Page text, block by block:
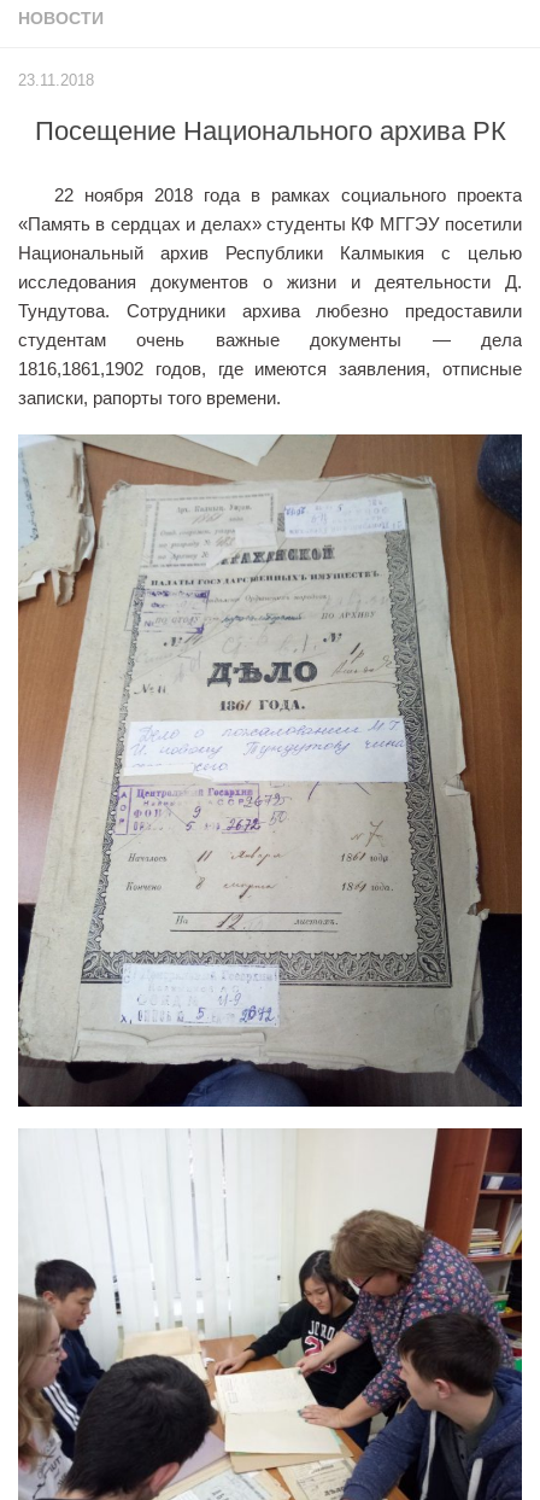
Учёный совет
Контакты РГУ СоцТех
Абитуриенту
Рейтинговые списки
Рекомендованные к зачислению
Приказы о зачислении
Личный кабинет
Расписание учебных занятий студентов на 2-ое
полугодие
Коллективные творческие дела
Библиотека
Студенческий совет
Студенческое научное общество
Социальная поддержка студентов
Центр содействия трудоустройству выпускников
График учебного процесса
Электронное обучение и дистанционные
образовательные технологии
Демонстрационный экзамен
Родителям
Образовательный кредит
Памятка обучающимся
КФ РГУ СоцТех
Педагогические чтения памяти Т.Н. Чедыровой
Рабочие программы
Перечень ДПО
Музей КФ РГУ СоцТех
Материалы научно-практических конференций
Наставничество
Нормативные документы
Фото галерея
НОВОСТИ
23.11.2018
Посещение Национального архива РК
22 ноября 2018 года в рамках социального проекта
«Память в сердцах и делах» студенты КФ МГГЭУ посетили
Национальный архив Республики Калмыкия с целью
исследования документов о жизни и деятельности Д.
Тундутова. Сотрудники архива любезно предоставили
студентам очень важные документы — дела
1816,1861,1902 годов, где имеются заявления, отписные
записки, рапорты того времени.